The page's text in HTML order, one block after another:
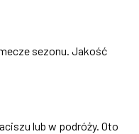
sezonu. Jakość
lub w podróży. Oto